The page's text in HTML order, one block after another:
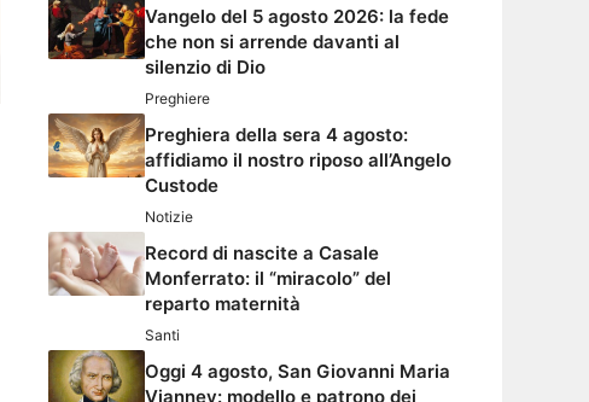
Vangelo del 5 agosto 2026: la fede
che non si arrende davanti al
silenzio di Dio
Preghiere
Preghiera della sera 4 agosto:
affidiamo il nostro riposo all’Angelo
Custode
Notizie
Record di nascite a Casale
Monferrato: il “miracolo” del
reparto maternità
Santi
Oggi 4 agosto, San Giovanni Maria
Vianney: modello e patrono dei